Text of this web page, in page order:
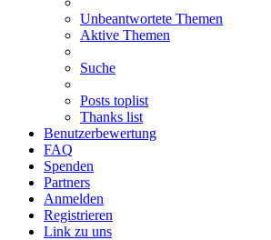
Unbeantwortete Themen
Aktive Themen
Suche
Posts toplist
Thanks list
Benutzerbewertung
FAQ
Spenden
Partners
Anmelden
Registrieren
Link zu uns